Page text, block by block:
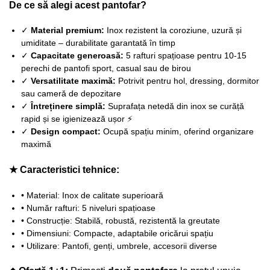
De ce să alegi acest pantofar?
✓ Material premium: Inox rezistent la coroziune, uzură și
umiditate – durabilitate garantată în timp
✓ Capacitate generoasă: 5 rafturi spațioase pentru 10-15
perechi de pantofi sport, casual sau de birou
✓ Versatilitate maximă: Potrivit pentru hol, dressing, dormitor
sau cameră de depozitare
✓ Întreținere simplă: Suprafața netedă din inox se curăță
rapid și se igienizează ușor ⚡
✓ Design compact: Ocupă spațiu minim, oferind organizare
maximă
★ Caracteristici tehnice:
• Material: Inox de calitate superioară
• Număr rafturi: 5 niveluri spațioase
• Construcție: Stabilă, robustă, rezistentă la greutate
• Dimensiuni: Compacte, adaptabile oricărui spațiu
• Utilizare: Pantofi, genți, umbrele, accesorii diverse